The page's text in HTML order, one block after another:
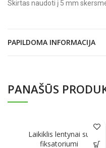
Skirtas naudoti į 5 mm
PAPILDOMA INFORMACIJA
PANAŠŪS
Laikiklis lentynai su
fiksatoriumi